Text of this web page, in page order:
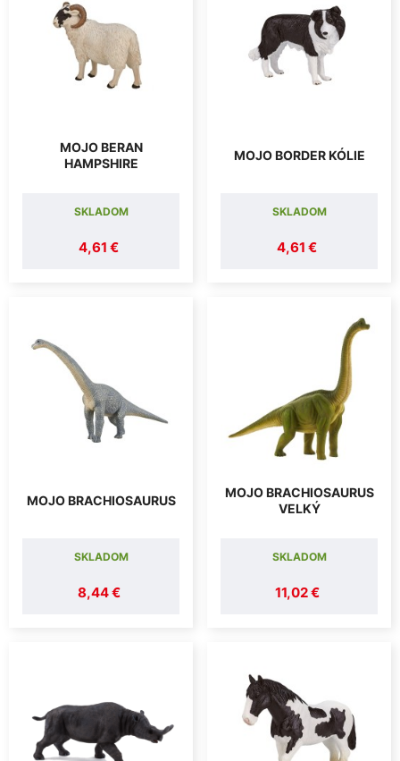
MOJO BERAN
HAMPSHIRE
4,61 €
SKLADOM
MOJO BORDER KÓLIE
4,61 €
SKLADOM
MOJO BRACHIOSAURUS
8,44 €
SKLADOM
MOJO BRACHIOSAURUS
VELKÝ
11,02 €
SKLADOM